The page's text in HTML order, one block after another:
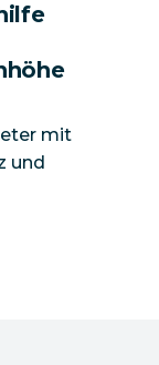
mit
und